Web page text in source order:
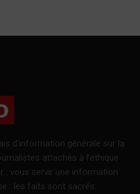
d’information générale sur la
attachés à l’éthique
: vous servir une information
: les faits sont sacrés.